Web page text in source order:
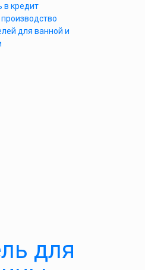
в кредит
для ванной и
для